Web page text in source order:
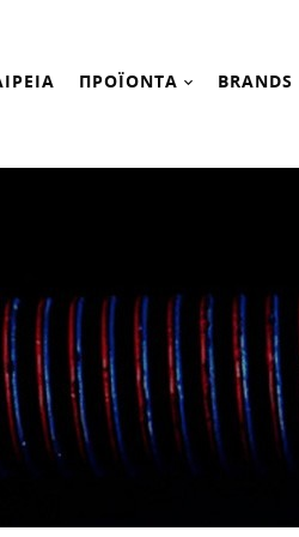
ΠΡΟΪΟΝΤΑ BRANDS